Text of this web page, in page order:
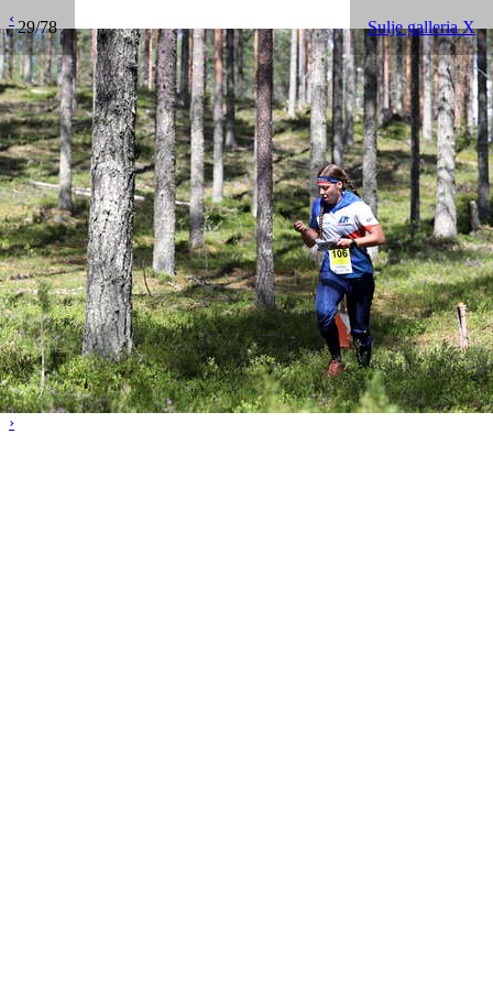
29/78 Sulje galleria X
‹
›